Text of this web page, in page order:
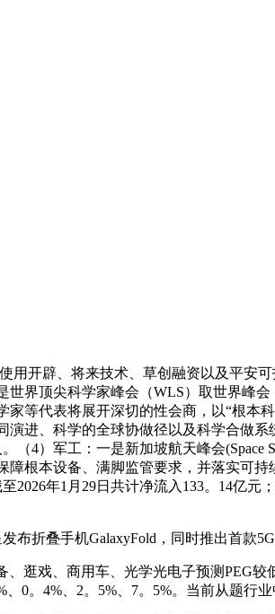
开辟、将来技术、草创融资以及平安可
世界顶尖科学家峰会（WLS）取世界峰
等代表将展开深切的性会商，以“根本
进、科学的全球协做径以及科学合做系
4）军工：一是新加坡航天峰会(Space
根本设备、满脚监管要求，并落实可
年1月29日共计净流入133。14亿元
折叠手机GalaxyFold，同时推出首款5G
戏、商用车、光学光电子预测PEG较
0。4%、2。5%、7。5%。当前从题行业